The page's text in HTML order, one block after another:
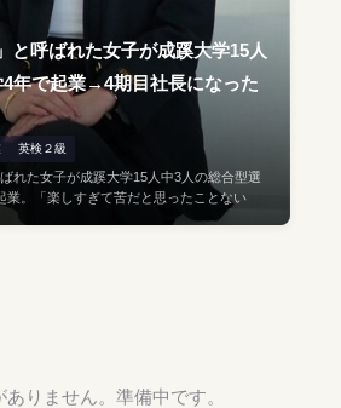
と呼ばれた女子が成蹊大学15人
年で起業→4期目社長になった
英検２級
れた女子が成蹊大学15人中3人の総合型選
業。「楽しすぎて苦だと思ったことない
ありません。準備中です。